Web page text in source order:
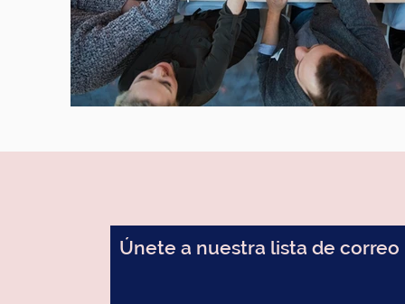
Únete a nuestra lista de correo